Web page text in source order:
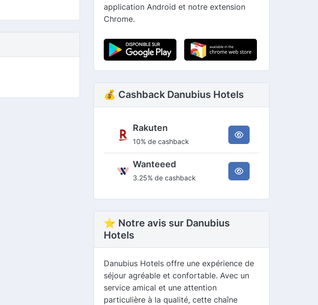
application Android et notre extension
Chrome.
💰 Cashback Danubius Hotels
Rakuten
10% de cashback
Wanteeed
3.25% de cashback
⭐ Notre avis sur Danubius
Hotels
Danubius Hotels offre une expérience de
séjour agréable et confortable. Avec un
service amical et une attention
particulière à la qualité, cette chaîne